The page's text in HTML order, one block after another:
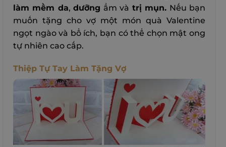
làm mềm da,dưỡng ẩm và trị mụn. Nếu bạn
muốn tặng cho vợ một món quà Valentine
ngọt ngào và bổ ích, bạn có thể chọn mật ong
tự nhiên cao cấp.
Thiệp Tự Tay Làm Tặng Vợ